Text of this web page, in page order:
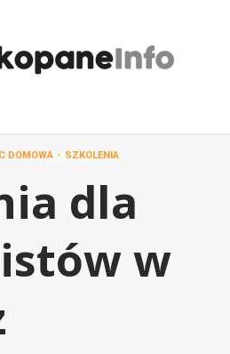
DOMOWA SZKOLENIA
dla
w